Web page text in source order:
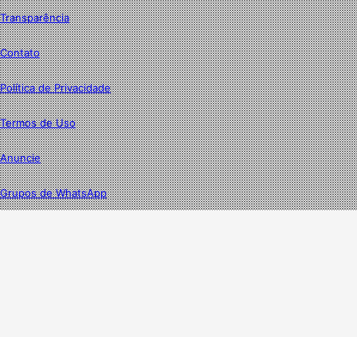
Transparência
Contato
Política de Privacidade
Termos de Uso
Anuncie
Grupos de WhatsApp